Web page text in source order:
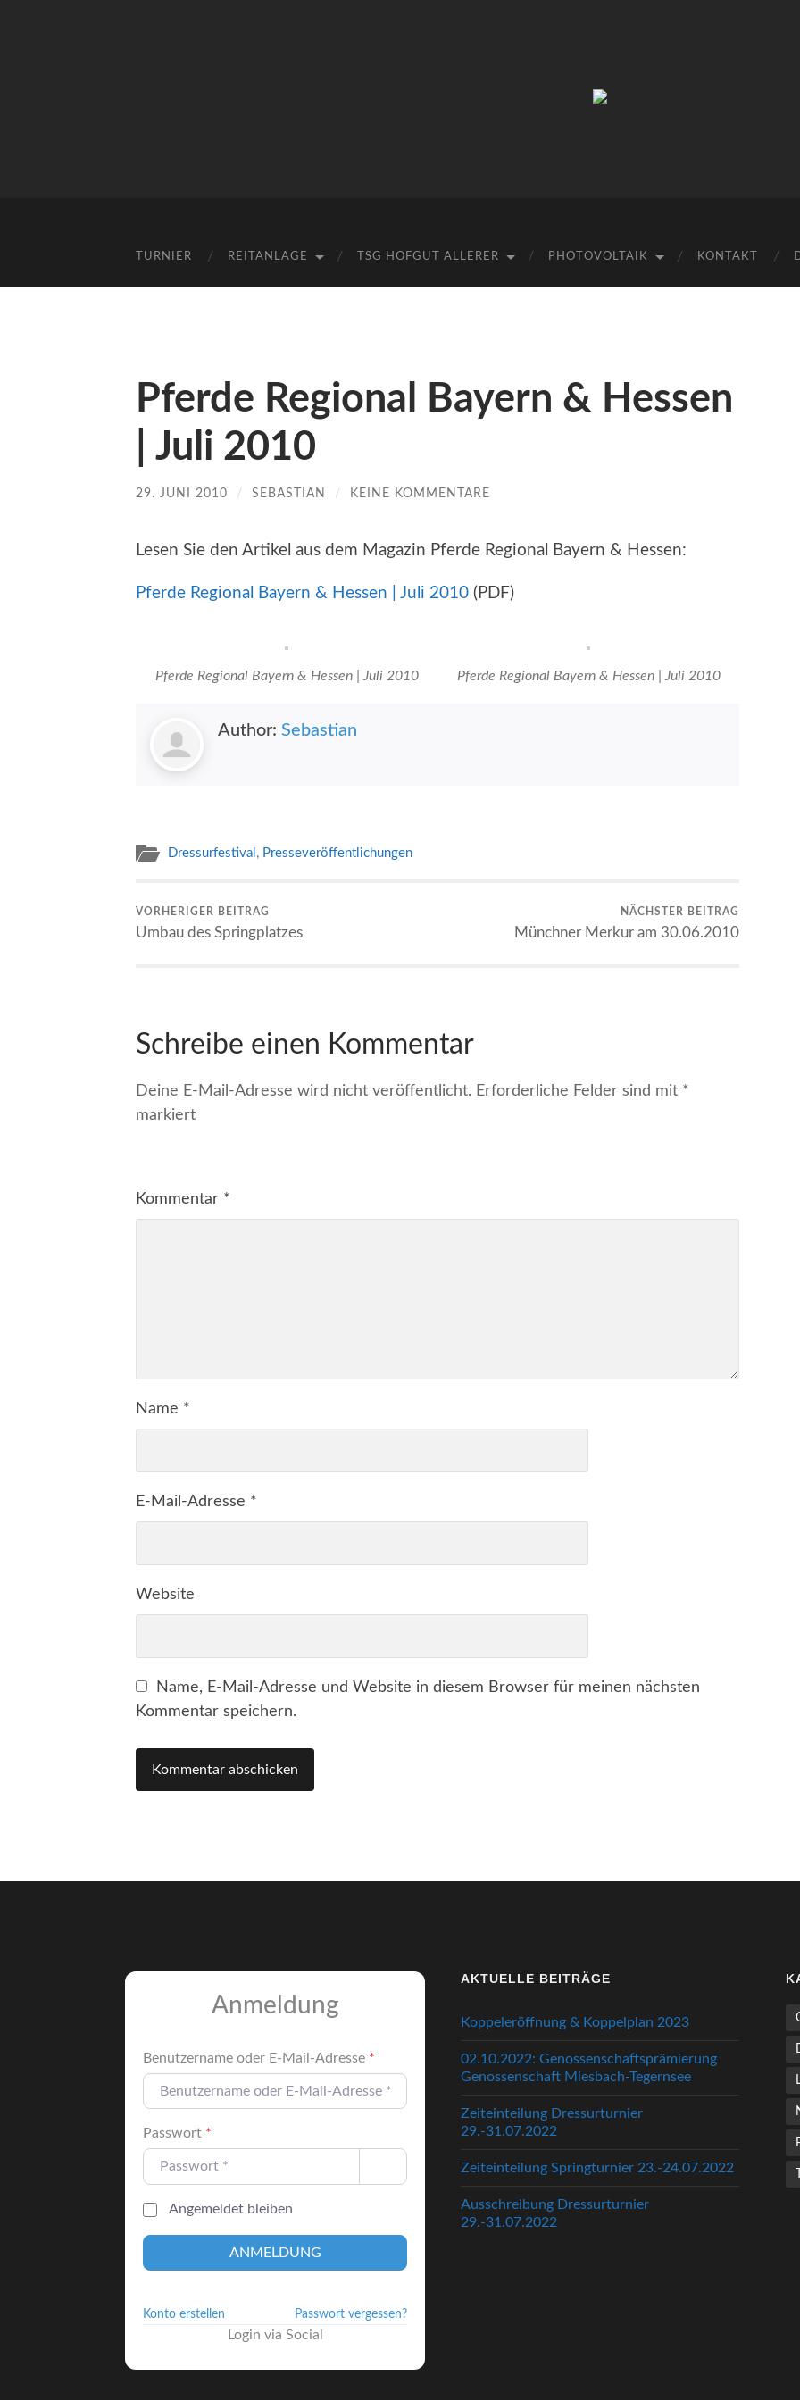
TURNIER REITANLAGE TSG HOFGUT ALLERER PHOTOVOLTAIK KONTAKT
Pferde Regional Bayern & Hessen
| Juli 2010
29. JUNI 2010 / SEBASTIAN / KEINE KOMMENTARE
Lesen Sie den Artikel aus dem Magazin Pferde Regional Bayern & Hessen:
Pferde Regional Bayern & Hessen | Juli 2010 (PDF)
Pferde Regional Bayern & Hessen | Juli 2010 Pferde Regional Bayern & Hessen | Juli 2010
Author: Sebastian
Dressurfestival , Presseveröffentlichungen
VORHERIGER BEITRAG
Umbau des Springplatzes
NÄCHSTER BEITRAG
Münchner Merkur am 30.06.2010
Schreibe einen Kommentar
Deine E-Mail-Adresse wird nicht veröffentlicht. Erforderliche Felder sind mit *
markiert
Kommentar *
Name *
E-Mail-Adresse *
Website
Name, E-Mail-Adresse und Website in diesem Browser für meinen nächsten
Kommentar speichern.
Anmeldung
Benutzername oder E-Mail-Adresse *
Passwort *
Angemeldet bleiben
ANMELDUNG
Konto erstellen Passwort vergessen?
Login via Social
AKTUELLE BEITRÄGE
Koppeleröffnung & Koppelplan 2023
02.10.2022: Genossenschaftsprämierung
Genossenschaft Miesbach-Tegernsee
Zeiteinteilung Dressurturnier
29.-31.07.2022
Zeiteinteilung Springturnier 23.-24.07.2022
Ausschreibung Dressurturnier
29.-31.07.2022